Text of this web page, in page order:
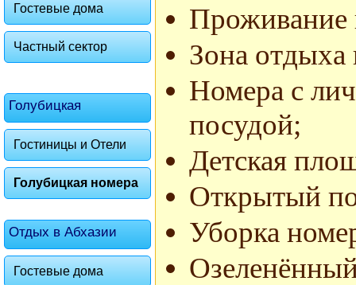
Гостевые дома
Частный сектор
Голубицкая
Гостиницы и Отели
Голубицкая номера
Отдых в Абхазии
Гостевые дома
Проживание
Зона отдыха
Номера с
посудой;
Детская
Открытый
Уборка